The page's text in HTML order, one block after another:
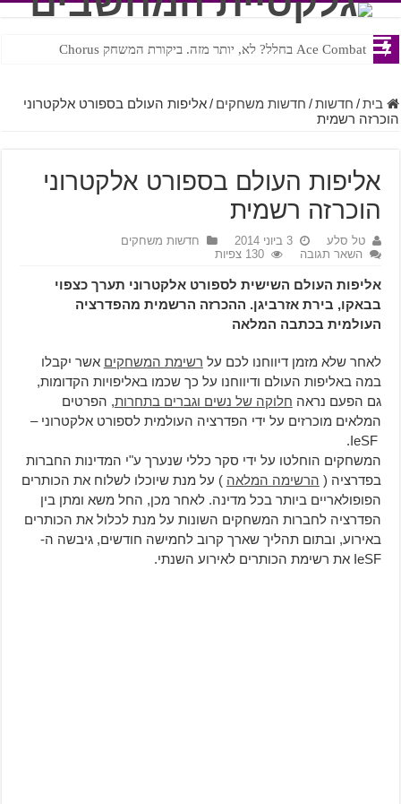
Ace Combat בחלל? לא, יותר מזה. ביקורת המשחק Chorus
Steven Universe והשירים שתורגמו בצורה נוראית לעברית
בית / חדשות / חדשות משחקים / אליפות העולם בספורט אלקטרוני
הוכרזה רשמית
אליפות העולם בספורט אלקטרוני
הוכרזה רשמית
טל סלע 3 ביוני 2014
חדשות משחקים
השאר תגובה
130 צפיות
אליפות העולם השישית לספורט אלקטרוני תערך כצפוי
בבאקו, בירת אזרביגן. ההכרזה הרשמית מהפדרציה
העולמית בכתבה המלאה
לאחר שלא מזמן דיווחנו לכם על רשימת המשחקיםאשר יקבלו
במה באליפות העולם ודיווחנו על כך שכמו באליפויות הקדומות,
גם הפעם נראה חלוקה של נשים וגברים בתחרות, הפרטים
המלאים מוכרזים על ידי הפדרציה העולמית לספורט אלקטרוני –
המשחקים הוחלטו על ידי סקר כללי שנערך ע"י המדינות החברות
בפדרציה ( הרשימה המלאה) על מנת שיוכלו לשלוח את הכותרים
הפופולאריים ביותר בכל מדינה. לאחר מכן, החל משא ומתן בין
הפדרציה לחברות המשחקים השונות על מנת לכלול את הכותרים
באירוע, ובתום תהליך שארך קרוב לחמישה חודשים, גיבשה ה-
IeSF את רשימת הכותרים לאירוע השנתי.